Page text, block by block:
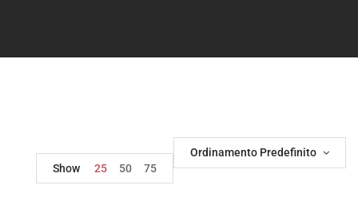
Ordinamento Predefinito
Show
25 50 75